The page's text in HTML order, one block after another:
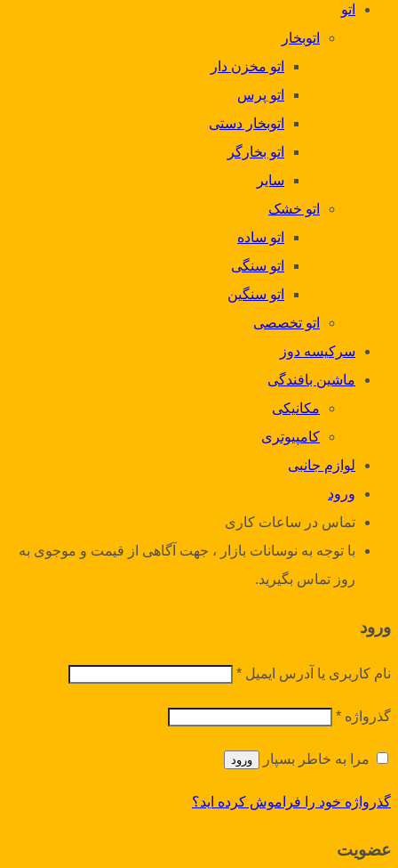
اتو
اتوبخار
اتو مخزن دار
اتو پرس
اتوبخار دستی
اتو بخارگر
سایر
اتو خشک
اتو ساده
اتو سنگی
اتو سنگین
اتو تخصصی
سرکیسه دوز
ماشین بافندگی
مکانیکی
کامپیوتری
لوازم جانبی
ورود
تماس در ساعات کاری
با توجه به نوسانات بازار ، جهت آگاهی از قیمت و موجوی به
روز تماس بگیرید.
ورود
نام کاربری یا آدرس ایمیل *
گذرواژه *
مرا به خاطر بسپار ورود
گذرواژه خود را فراموش کرده اید؟
عضویت